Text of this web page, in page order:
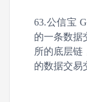
63.公信宝
的一条数据
所的底层链
的数据交易